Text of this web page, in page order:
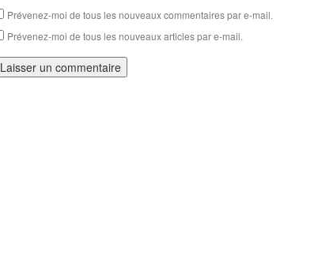
Prévenez-moi de tous les nouveaux commentaires par e-mail.
Prévenez-moi de tous les nouveaux articles par e-mail.